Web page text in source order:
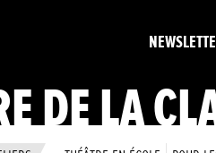
DE LA